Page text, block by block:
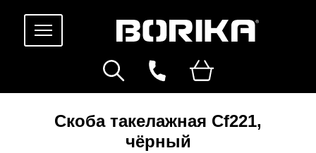
Скоба такелажная Cf221,
чёрный